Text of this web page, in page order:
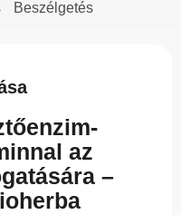
Beszélgetés
az
–